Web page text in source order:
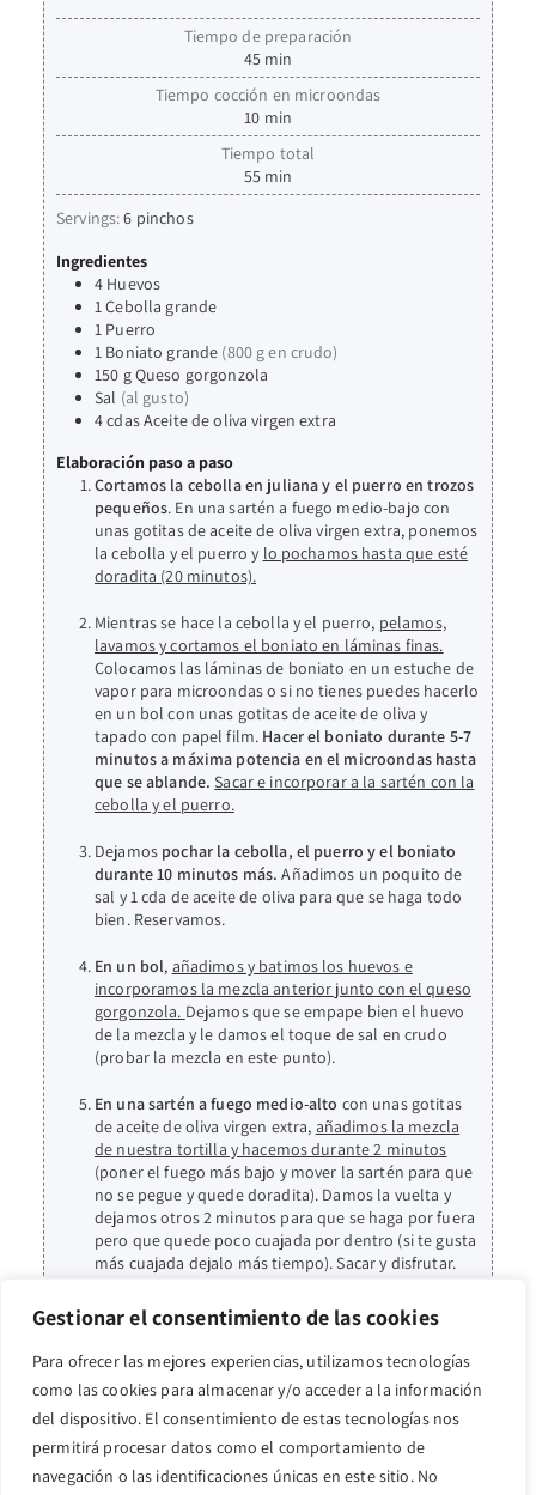
Gestionar el consentimiento de las cookies
Para ofrecer las mejores experiencias, utilizamos tecnologías
como las cookies para almacenar y/o acceder a la información
del dispositivo. El consentimiento de estas tecnologías nos
permitirá procesar datos como el comportamiento de
navegación o las identificaciones únicas en este sitio. No
Tiempo de preparación
45 min
Tiempo cocción en microondas
10 min
Tiempo total
55 min
Servings:6 pinchos
Ingredientes
4 Huevos
1Cebolla grande
1 Puerro
1 Boniato grande (800 g en crudo)
150 gQueso gorgonzola
Sal (al gusto)
4cdasAceite de oliva virgen extra
Elaboración paso a paso
Cortamos la cebolla en juliana y el puerro en trozos
pequeños. En una sartén a fuego medio-bajo con
unas gotitas de aceite de oliva virgen extra, ponemos
la cebolla y el puerro y lo pochamos hasta que esté
doradita (20 minutos).
Mientras se hace la cebolla y el puerro, pelamos,
lavamos y cortamos el boniato en láminas finas.
Colocamos las láminas de boniato en un estuche de
vapor para microondas o si no tienes puedes hacerlo
en un bol con unas gotitas de aceite de oliva y
tapado con papel film. Hacer el boniato durante 5-7
minutos a máxima potencia en el microondas hasta
que se ablande. Sacar e incorporar a la sartén con la
cebolla y el puerro.
Dejamos pochar la cebolla, el puerro y el boniato
durante 10 minutos más.Añadimos un poquito de
sal y 1 cda de aceite de oliva para que se haga todo
bien. Reservamos.
En un bol, añadimos y batimos los huevos e
incorporamos la mezcla anterior junto con el queso
gorgonzola. Dejamos que se empape bien el huevo
de la mezcla y le damos el toque de sal en crudo
(probar la mezcla en este punto).
En una sartén a fuego medio-alto con unas gotitas
de aceite de oliva virgen extra, añadimos la mezcla
de nuestra tortilla y hacemos durante 2 minutos
(poner el fuego más bajo y mover la sartén para que
no se pegue y quede doradita). Damos la vuelta y
dejamos otros 2 minutos para que se haga por fuera
pero que quede poco cuajada por dentro (si te gusta
más cuajada dejalo más tiempo). Sacar y disfrutar.
También te puede
gustar...